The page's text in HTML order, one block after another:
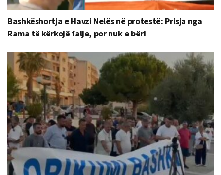
Bashkëshortja e Havzi Nelës në protestë: Prisja nga
Rama të kërkojë falje, por nuk e bëri